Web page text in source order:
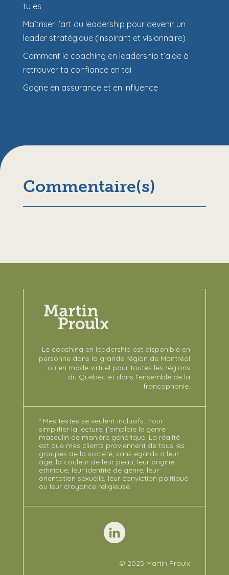
tu es
Maîtriser l’art du leadership pour devenir un
leader stratégique (inspirant et visionnaire)
Comment le coaching en leadership t’aide à
retrouver ta confiance en toi
Gagne en assurance et en influence
Commentaire(s)
Le coaching en leadership est disponible en
personne dans la grande région de Montréal
ou en mode virtuel pour toutes les régions
du Québec et dans l’ensemble de la
francophonie.
* Mes textes se veulent inclusifs. Pour
simplifier la lecture, j’emploie le genre
masculin de manière générique. La réalité
est que mes clients proviennent de tous les
groupes de la société, sans égards à leur
âge, la couleur de leur peau, leur origine
ethnique, leur identité de genre, leur
orientation sexuelle, leur conviction politique
ou leur croyance religieuse.
© 2025 Martin Proulx